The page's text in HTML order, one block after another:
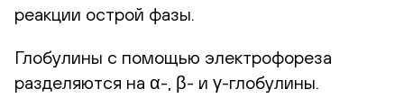
реакции острой фазы.
Глобулины с помощью электрофореза
разделяются на α-, β- и γ-глобулины.